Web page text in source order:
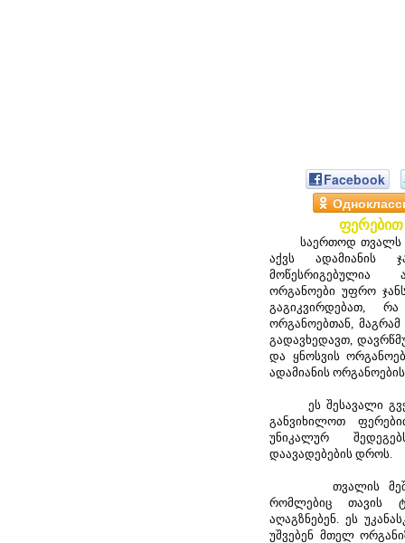
Facebook
საერთოდ თვალს
აქვს ადამიანის
მოწესრიგებულია
ორგანოები უფრო
გაგიკვირდებათ,
ორგანოებთან,
გადავხედავთ,
და ყნოსვის
ადამიანის
ეს შესავალი
განვიხილოთ
უნიკალურ
დაავადებების დროს.
თვალის
რომლებიც თავის
აღაგზნებენ. ეს
უშვებენ მთელ